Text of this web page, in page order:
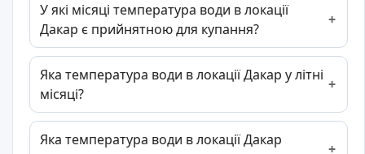
У які місяці температура води в локації
Дакар є прийнятною для купання?
Яка температура води в локації Дакар у літні
місяці?
Яка температура води в локації Дакар